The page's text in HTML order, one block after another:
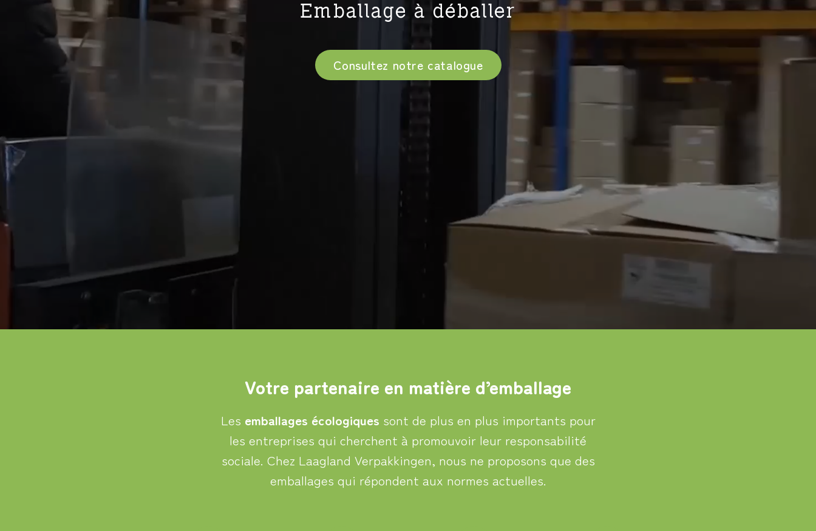
Emballage à déballer
Consultez notre catalogue
Votre partenaire en matière d’emballage
Les emballages écologiques sont de plus en plus importants pour
les entreprises qui cherchent à promouvoir leur responsabilité
sociale. Chez Laagland Verpakkingen, nous ne proposons que des
emballages qui répondent aux normes actuelles.